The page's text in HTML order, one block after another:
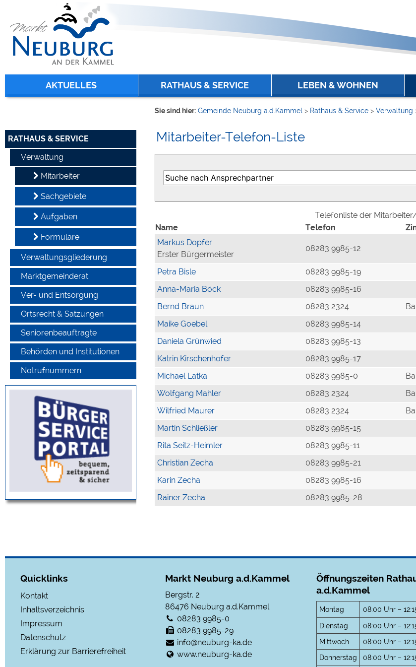
zur Navigation oder zur Startseitespringen.
AKTUELLES RATHAUS & SERVICE LEBEN & WOHNEN
RATHAUS & SERVICE
Verwaltung
Mitarbeiter
Sachgebiete
Aufgaben
Formulare
Verwaltungsgliederung
Marktgemeinderat
Ver- und Entsorgung
Ortsrecht & Satzungen
Seniorenbeauftragte
Behörden und Institutionen
Notrufnummern
Sie sind hier: Gemeinde Neuburg a.d.Kammel > Rathaus & Service > Verwaltung
Mitarbeiter-Telefon-Liste
Telefonliste der
Name
Telefon
Markus Dopfer
Erster Bürgermeister
08283 9985-12
Petra Bisle 08283 9985-19
Anna-Maria Böck
08283 9985-16
Bernd Braun
08283 2324
Maike Goebel
08283 9985-14
Daniela Grünwied
08283 9985-13
Katrin Kirschenhofer
08283 9985-17
Michael Latka
08283 9985-0
Wolfgang Mahler
08283 2324
Wilfried Maurer
08283 2324
Martin Schließler
08283 9985-15
Rita Seitz-Heimler
08283 9985-11
Christian Zecha
08283 9985-21
Karin Zecha
08283 9985-16
Rainer Zecha
08283 9985-28
Quicklinks
Kontakt
Inhaltsverzeichnis
Impressum
Datenschutz
Erklärung zur Barrierefreiheit
Markt Neuburg a.d.Kammel
Bergstr. 2
86476 Neuburg a.d.Kammel
08283 9985-0
08283 9985-29
info@neuburg-ka.de
www.neuburg-ka.de
Öffnungszeiten
a.d.Kammel
Montag 08:00 Uhr –
Dienstag
08:00 Uhr –
Mittwoch
08:00 Uhr –
Donnerstag
08:00 Uhr –